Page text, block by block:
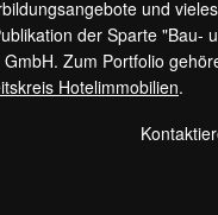
und
der Sparte "Bau-
Zum Portfolio
Hotelimmobilien.